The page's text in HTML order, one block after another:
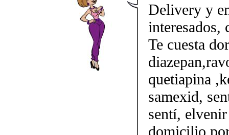
Delivery y
interesados,
Te cuesta
quetiapina
samexid,
sentí,
domicilio